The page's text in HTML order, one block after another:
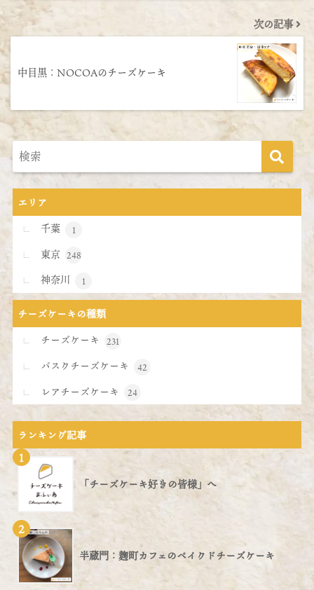
次の記事
中目黒：NOCOAのチーズケーキ
エリア
千葉
1
東京 248
神奈川 1
チーズケーキの種類
チーズケーキ
231
バスクチーズケーキ 42
レアチーズケーキ 24
ランキング記事
1
「チーズケーキ好きの皆様」へ
2
半蔵門：麹町カフェのベイクドチーズケーキ